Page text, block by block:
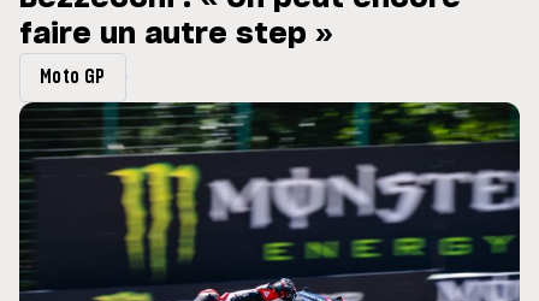
du GP de Grande-
MOTO GP
faire un autre step »
Moto GP